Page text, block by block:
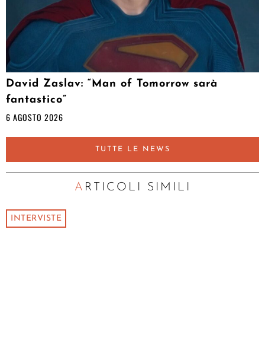
David Zaslav: “Man of Tomorrow sarà
fantastico”
6 AGOSTO 2026
TUTTE LE NEWS
ARTICOLI SIMILI
INTERVISTE